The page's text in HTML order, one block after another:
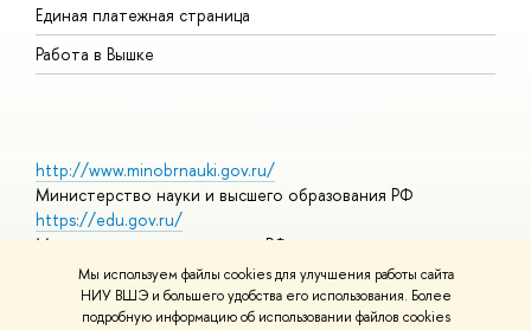
Мы используем файлы cookies для улучшения работы сайта
НИУ ВШЭ и большего удобства его использования. Более
подробную информацию об использовании файлов cookies
Единая платежная страница
Работа в Вышке
http://www.minobrnauki.gov.ru/
Министерство науки и высшего образования РФ
https://edu.gov.ru/
Министерство просвещения РФ
https://elearning.hse.ru/mooc
Массовые открытые онлайн-курсы